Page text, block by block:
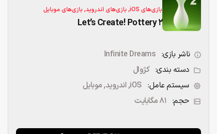
بازی‌های iOS, بازی‌های اندروید, بازی‌های موبایل
Let’s Create! Pottery 2
ناشر بازی: Infinite Dreams
دسته بندی: کژوال
سیستم عامل: iOS, اندروید, موبایل
حجم: 81 مگابایت